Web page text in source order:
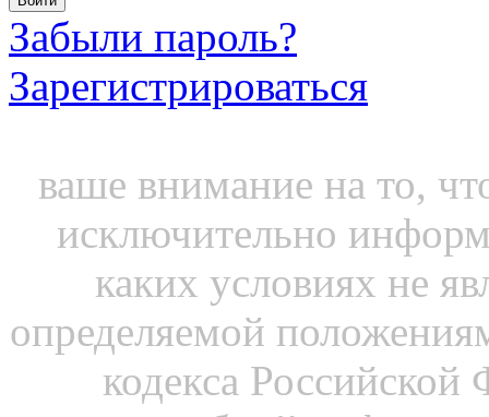
Забыли пароль?
Зарегистрироваться
ваше внимание на то,
исключительно
каких условиях не
определяемой
кодекса